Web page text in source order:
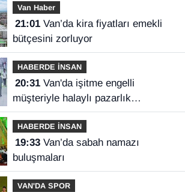
Van Haber
21:01Van’da kira fiyatları emekli
bütçesini zorluyor
HABERDE İNSAN
20:31Van'da işitme engelli
müşteriyle halaylı pazarlık
gülümsetti
HABERDE İNSAN
19:33Van’da sabah namazı
buluşmaları
VAN'DA SPOR